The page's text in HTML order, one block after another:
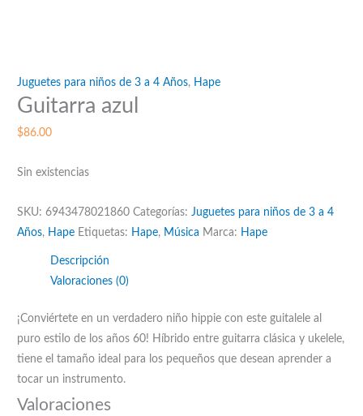
Juguetes para niños de 3 a 4 Años, Hape
Guitarra azul
$86.00
Sin existencias
SKU:6943478021860 Categorías:Juguetes para niños de 3 a 4
Años, Hape Etiquetas: Hape, Música Marca: Hape
Descripción
Valoraciones (0)
¡Conviértete en un verdadero niño hippie con este guitalele al
puro estilo de los años 60! Híbrido entre guitarra clásica y ukelele,
tiene el tamaño ideal para los pequeños que desean aprender a
tocar un instrumento.
Valoraciones